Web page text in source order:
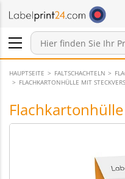
Anmelden /
Warenkorb
Mitteilungen
HAUPTSEITE FALTSCHACHTELN
FLACHKARTONHÜLLE MIT